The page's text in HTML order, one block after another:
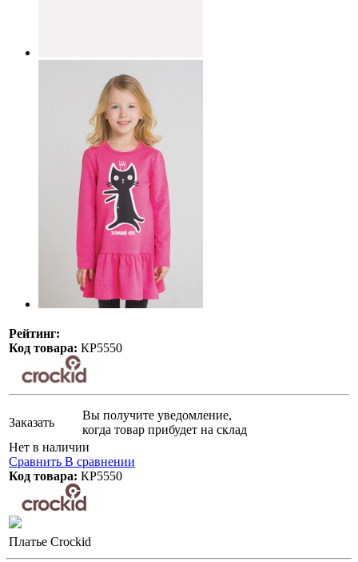
Рейтинг:
Код товара: КР5550
Заказать
Вы получите уведомление,
когда товар прибудет на склад
Нет в наличии
Сравнить В сравнении
Код товара: КР5550
Платье Crockid